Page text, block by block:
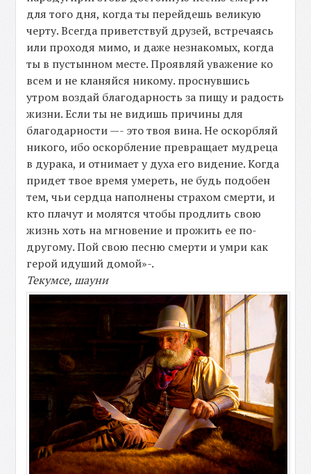
для того дня, когда ты перейдешь великую
черту. Всегда приветствуй друзей, встречаясь
или проходя мимо, и даже незнакомых, когда
ты в пустынном месте. Проявляй уважение ко
всем и не кланяйся никому. проснувшись
утром воздай благодарность за пищу и радость
жизни. Если ты не видишь причины для
благодарности —- это твоя вина. Не оскорбляй
никого, ибо оскорбление превращает мудреца
в дурака, и отнимает у духа его видение. Когда
придет твое время умереть, не будь подобен
тем, чьи сердца наполнены страхом смерти, и
кто плачут и молятся чтобы продлить свою
жизнь хоть на мгновение и прожить ее по-
другому. Пой свою песню смерти и умри как
герой идуший домой»-.
Текумсе, шауни